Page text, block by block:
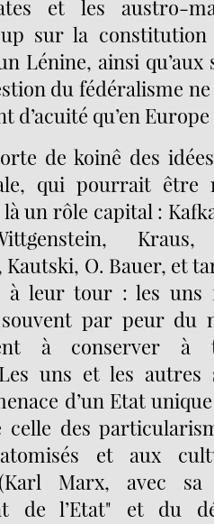
et les austro-
sur la
Lénine, ainsi qu’aux
du fédéralisme ne
d’acuité qu’en
de koinê des
qui pourrait être
là un rôle capital :
Kraus,
O. Bauer, et
à leur tour : les uns
souvent par peur du
à conserver
uns et les autres
d’un Etat
celle des
et aux
Marx, avec
de l’Etat" et du